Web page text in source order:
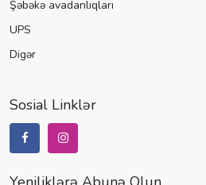
Şəbəkə avadanlıqları
UPS
Digər
Sosial Linklər